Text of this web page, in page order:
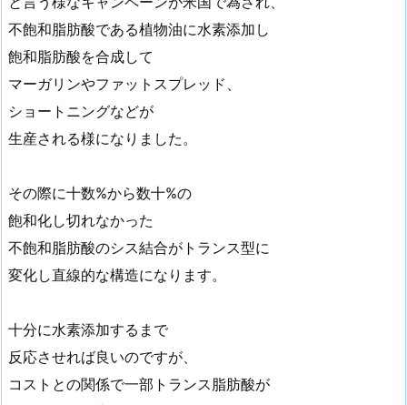
不飽和脂肪酸である植物油に水素添加し
飽和脂肪酸を合成して
マーガリンやファットスプレッド、
ショートニングなどが
生産される様になりました。
その際に十数%から数十%の
飽和化し切れなかった
不飽和脂肪酸のシス結合がトランス型に
変化し直線的な構造になります。
十分に水素添加するまで
反応させれば良いのですが、
コストとの関係で一部トランス脂肪酸が